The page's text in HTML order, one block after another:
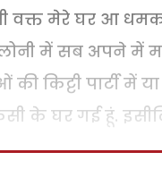
वक्त मेरे घर आ
में सब अपने में
की किट्टी पार्टी में
के घर गई हूं.